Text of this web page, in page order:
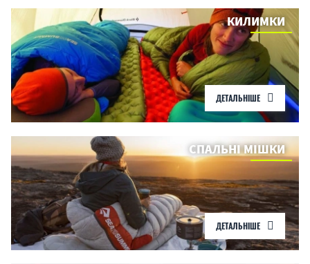
КИЛИМКИ
ДЕТАЛЬНІШЕ
СПАЛЬНІ МІШКИ
ДЕТАЛЬНІШЕ